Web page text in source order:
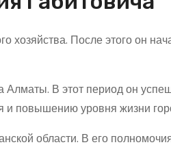
хозяйства. После этого он
В этот период он
и повышению уровня жизни
области. В его